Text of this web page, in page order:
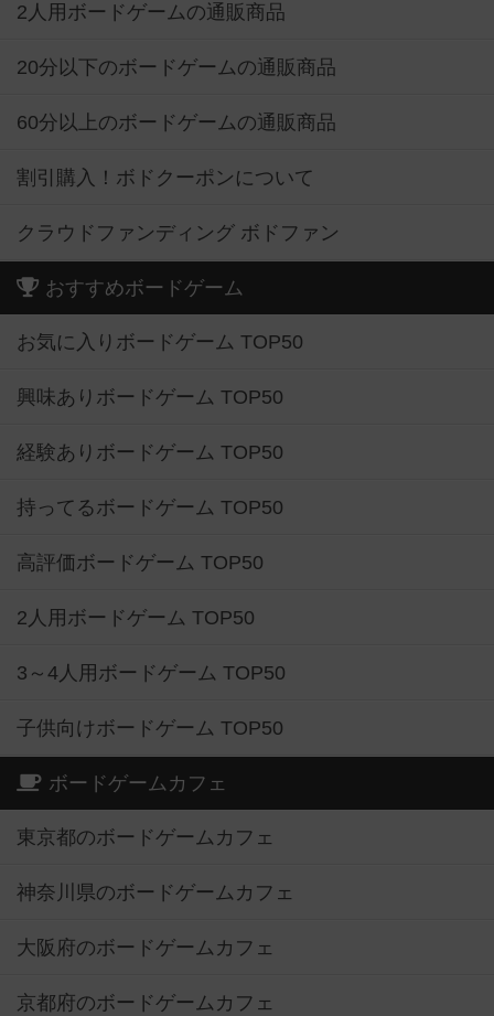
2人用ボードゲームの通販商品
20分以下のボードゲームの通販商品
60分以上のボードゲームの通販商品
割引購入！ボドクーポンについて
クラウドファンディング ボドファン
おすすめボードゲーム
お気に入りボードゲーム TOP50
興味ありボードゲーム TOP50
経験ありボードゲーム TOP50
持ってるボードゲーム TOP50
高評価ボードゲーム TOP50
2人用ボードゲーム TOP50
3～4人用ボードゲーム TOP50
子供向けボードゲーム TOP50
ボードゲームカフェ
東京都のボードゲームカフェ
神奈川県のボードゲームカフェ
大阪府のボードゲームカフェ
京都府のボードゲームカフェ